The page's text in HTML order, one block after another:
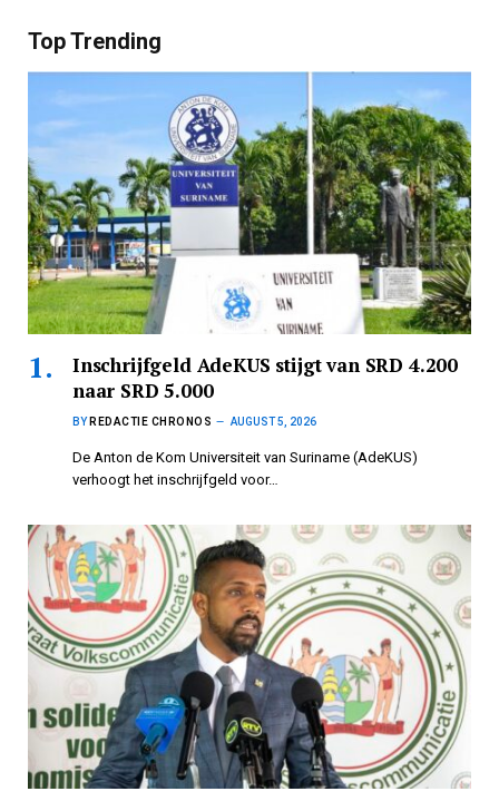
Top Trending
Inschrijfgeld AdeKUS stijgt van SRD 4.200
naar SRD 5.000
BY REDACTIE CHRONOS AUGUST 5, 2026
De Anton de Kom Universiteit van Suriname (AdeKUS)
verhoogt het inschrijfgeld voor…